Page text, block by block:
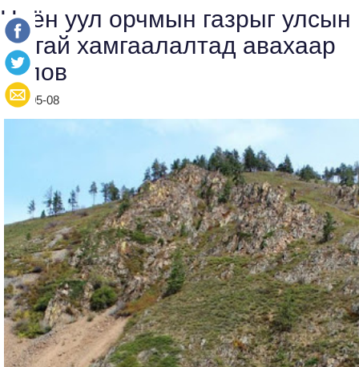
Ноён уул орчмын газрыг улсын
тусгай хамгаалалтад авахаар
болов
2020-05-08